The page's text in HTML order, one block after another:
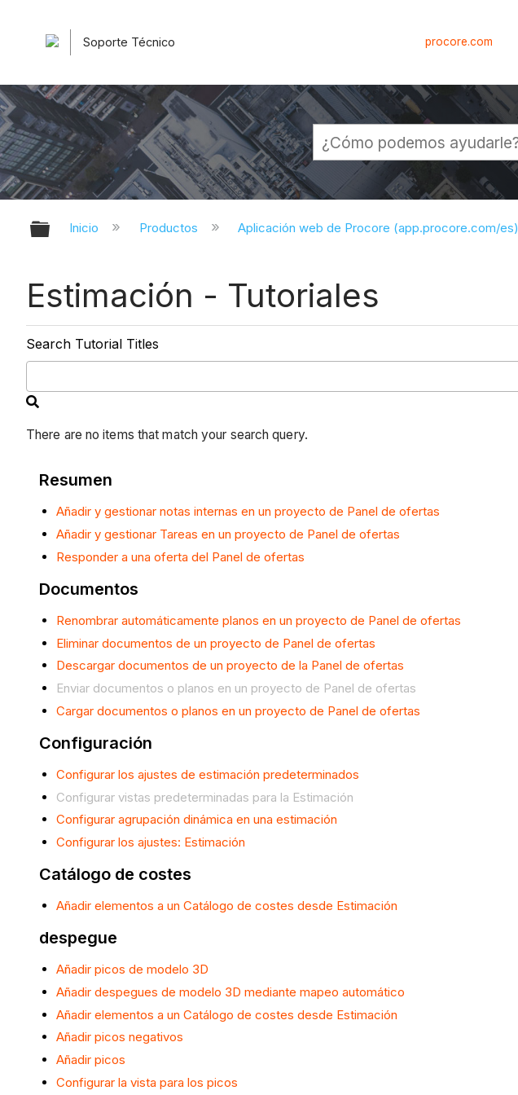
Soporte Técnico procore.com
Expandir/contraer jerarquía global
Inicio Productos Aplicación web de Procore (app.procore.com/es)
Estimación - Tutoriales
Search Tutorial Titles
There are no items that match your search query.
Resumen
Añadir y gestionar notas internas en un proyecto de Panel de ofertas
Añadir y gestionar Tareas en un proyecto de Panel de ofertas
Responder a una oferta del Panel de ofertas
Documentos
Renombrar automáticamente planos en un proyecto de Panel de ofertas
Eliminar documentos de un proyecto de Panel de ofertas
Descargar documentos de un proyecto de la Panel de ofertas
Enviar documentos o planos en un proyecto de Panel de ofertas
Cargar documentos o planos en un proyecto de Panel de ofertas
Configuración
Configurar los ajustes de estimación predeterminados
Configurar vistas predeterminadas para la Estimación
Configurar agrupación dinámica en una estimación
Configurar los ajustes: Estimación
Catálogo de costes
Añadir elementos a un Catálogo de costes desde Estimación
despegue
Añadir picos de modelo 3D
Añadir despegues de modelo 3D mediante mapeo automático
Añadir elementos a un Catálogo de costes desde Estimación
Añadir picos negativos
Añadir picos
Configurar la vista para los picos